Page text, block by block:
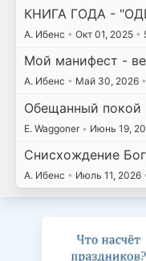
КНИГА ГОДА -
А. Ибенс • Окт 01, 2025 •
Мой манифест -
А. Ибенс • Май 30, 2026 •
Обещанный покой
E. Waggoner • Июнь 19,
Снисхождение
А. Ибенс • Июль 11, 2026